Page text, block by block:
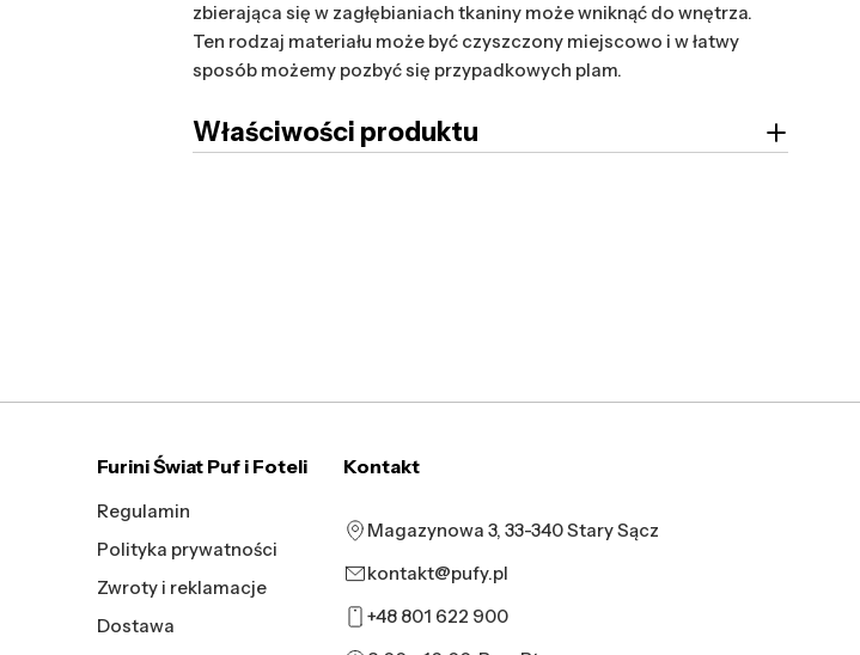
zbierająca się w zagłębianiach tkaniny może wniknąć do wnętrza.
Ten rodzaj materiału może być czyszczony miejscowo i w łatwy
sposób możemy pozbyć się przypadkowych plam.
Właściwości produktu
Furini Świat Puf i Foteli
Regulamin
Polityka prywatności
Zwroty i reklamacje
Dostawa
Kontakt
Magazynowa 3, 33-340 Stary Sącz
kontakt@pufy.pl
+48 801 622 900